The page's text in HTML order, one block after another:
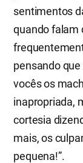
sentimentos
quando falam
pensando
vocês os
inapropriada,
cortesia
mais, os
pequena!”.